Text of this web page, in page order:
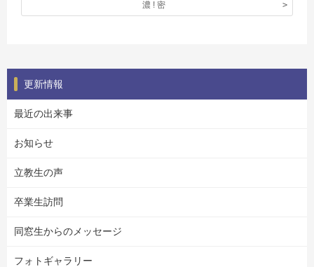
濃 ! 密
更新情報
最近の出来事
お知らせ
立教生の声
卒業生訪問
同窓生からのメッセージ
フォトギャラリー